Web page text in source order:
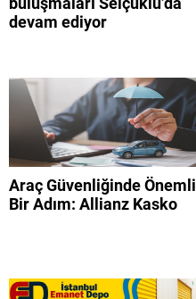
devam ediyor
Araç Güvenliğinde Önemli
Bir Adım: Allianz Kasko